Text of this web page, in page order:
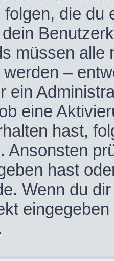
die du
müssen alle
–
ein
eine
hast,
Ansonsten
hast
Wenn du